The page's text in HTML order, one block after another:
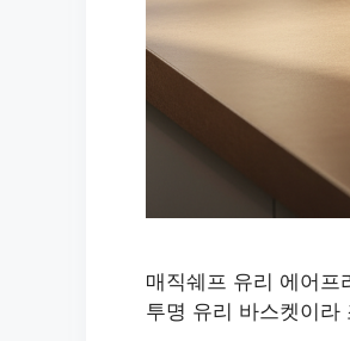
매직쉐프 유리 에어
투명 유리 바스켓이라